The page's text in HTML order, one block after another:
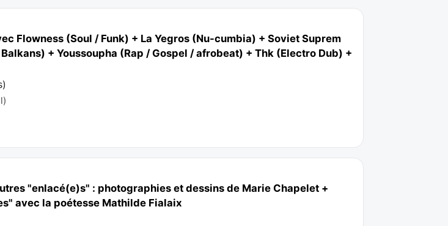
Flowness (Soul / Funk) + La Yegros (Nu-cumbia) + Soviet Suprem
+ Youssoupha (Rap / Gospel / afrobeat) + Thk (Electro Dub) +
)
"enlacé(e)s" : photographies et dessins de Marie Chapelet +
avec la poétesse Mathilde Fialaix